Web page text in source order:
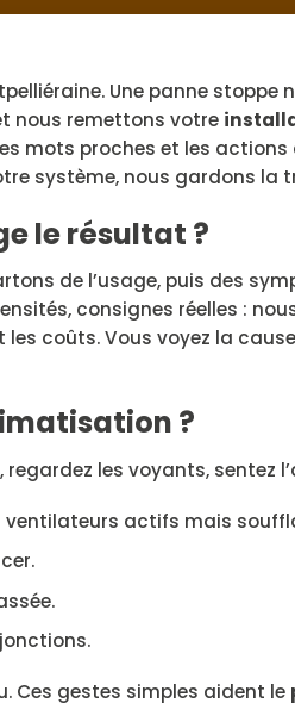
Une panne stoppe
nous remettons votre
mots proches et les actions
système, nous gardons la
le résultat ?
de l’usage, puis des
consignes réelles :
coûts. Vous voyez la
?
les voyants, sentez
actifs mais
Ces gestes simples aident le